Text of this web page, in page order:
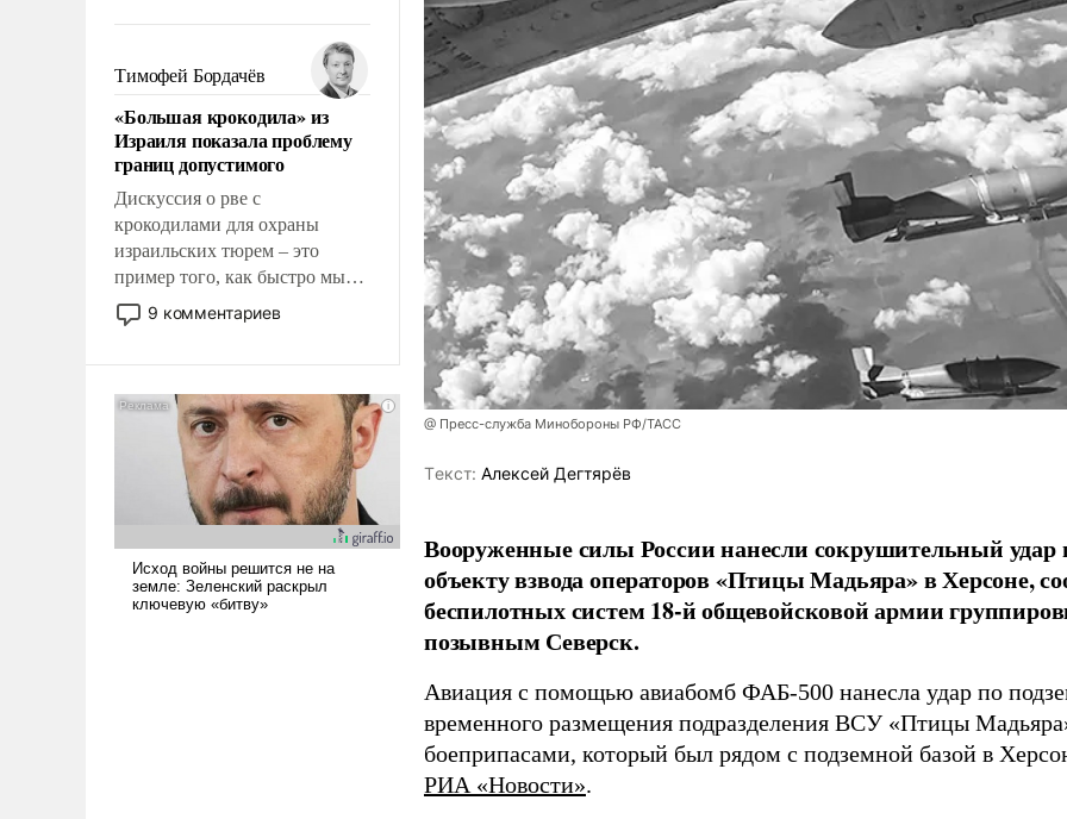
налогоплательщиков и где
Еревану за свои поступки не
нужно отвечать.
Тимофей Бордачёв
«Большая крокодила» из
Израиля показала проблему
границ допустимого
Дискуссия о рве с
крокодилами для охраны
израильских тюрем – это
пример того, как быстро мы
двигаемся по пути
революционных изменений.
псевдонаучной фантастики,
стало всерьез обсуждаемой
9 комментариев
@ Пресс-служба Минобороны РФ/ТАСС
Tекст: Алексей Дегтярёв
Вооруженные силы России нанесли сокрушительный удар
объекту взвода операторов «Птицы Мадьяра» в Херсоне,
беспилотных систем 18-й общевойсковой армии
позывным Северск.
Авиация с помощью авиабомб ФАБ-500 нанесла удар по
временного размещения подразделения ВСУ «Птицы
боеприпасами, который был рядом с подземной базой в
РИА «Новости».